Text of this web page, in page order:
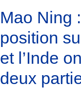
Mao Ning
position
et l’Inde
deux